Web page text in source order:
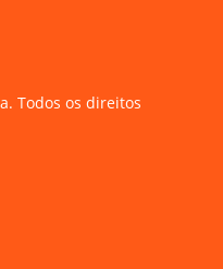
Todos os direitos